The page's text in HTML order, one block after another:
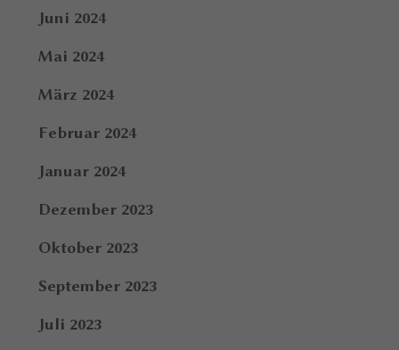
Juni 2024
Mai 2024
März 2024
Februar 2024
Januar 2024
Dezember 2023
Oktober 2023
September 2023
Juli 2023